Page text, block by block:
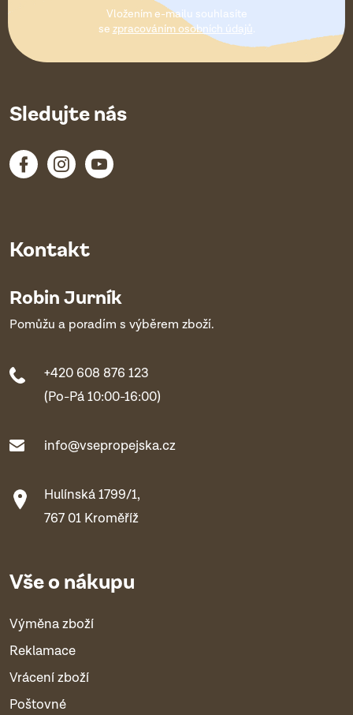
Vložením e-mailu souhlasíte
se zpracováním osobních údajů.
Kontakt
Robin Jurník
Pomůžu a poradím s výběrem zboží.
+420 608 876 123
(Po-Pá 10:00-16:00)
info@vsepropejska.cz
Hulínská 1799/1,
767 01 Kroměříž
Vše o nákupu
Výměna zboží
Reklamace
Vrácení zboží
Poštovné
Sledujte nás